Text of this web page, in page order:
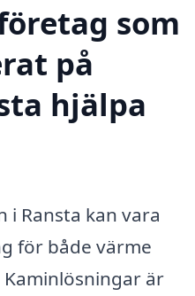
som
på
hjälpa
i Ransta kan vara
för både värme
är